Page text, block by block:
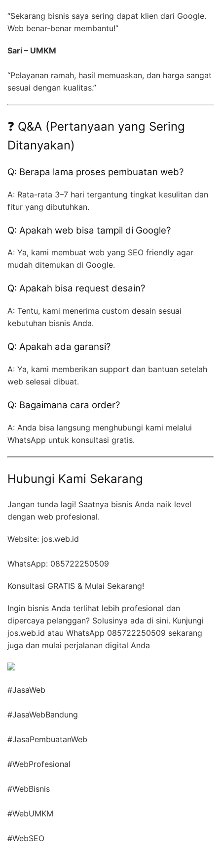
“Sekarang bisnis saya sering dapat klien dari Google.
Web benar-benar membantu!”
Sari – UMKM
“Pelayanan ramah, hasil memuaskan, dan harga sangat
sesuai dengan kualitas.”
❓ Q&A (Pertanyaan yang Sering
Ditanyakan)
Q: Berapa lama proses pembuatan web?
A: Rata-rata 3–7 hari tergantung tingkat kesulitan dan
fitur yang dibutuhkan.
Q: Apakah web bisa tampil di Google?
A: Ya, kami membuat web yang SEO friendly agar
mudah ditemukan di Google.
Q: Apakah bisa request desain?
A: Tentu, kami menerima custom desain sesuai
kebutuhan bisnis Anda.
Q: Apakah ada garansi?
A: Ya, kami memberikan support dan bantuan setelah
web selesai dibuat.
Q: Bagaimana cara order?
A: Anda bisa langsung menghubungi kami melalui
WhatsApp untuk konsultasi gratis.
Hubungi Kami Sekarang
Jangan tunda lagi! Saatnya bisnis Anda naik level
dengan web profesional.
Website: jos.web.id
WhatsApp: 085722250509
Konsultasi GRATIS & Mulai Sekarang!
Ingin bisnis Anda terlihat lebih profesional dan
dipercaya pelanggan? Solusinya ada di sini. Kunjungi
jos.web.id atau WhatsApp 085722250509 sekarang
juga dan mulai perjalanan digital Anda
#JasaWeb
#JasaWebBandung
#JasaPembuatanWeb
#WebProfesional
#WebBisnis
#WebUMKM
#WebSEO